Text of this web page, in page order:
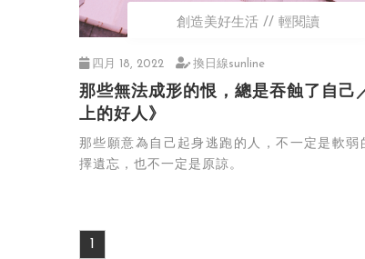
創造美好生活 輕閱讀
四月 18, 2022 換日線sunline
那些無法成形的恨，總是吞蝕了自己
上的好人》
那些願意為自己起身逃跑的人，不一定是軟弱
擇遺忘，也不一定是原諒。
1